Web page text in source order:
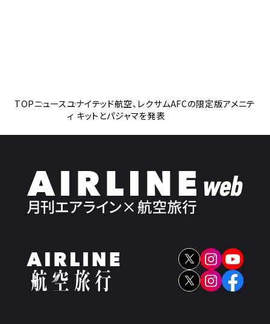
TOPニュースユナイテッド航空、レクサムAFCの限定版アメニテ
ィ キットとパジャマを発表